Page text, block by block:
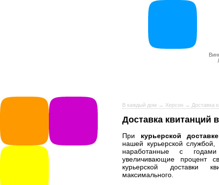
В каждый дом → Херсон → Доставка
Доставка квитанций
При курьерской
нашей курьерской
наработанные с годами
увеличивающие процент
курьерской доставки
максимального.